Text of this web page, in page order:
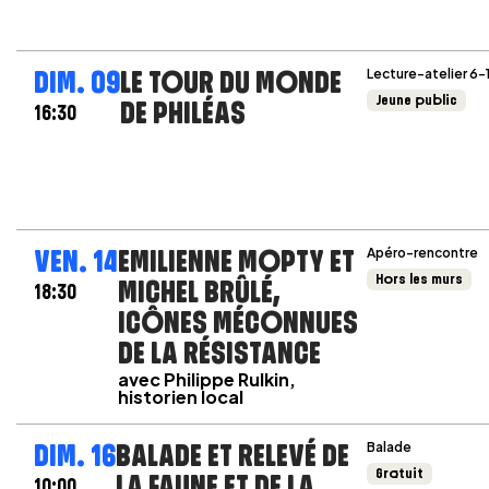
DIM. 09
16:30
LE TOUR DU MONDE
DE PHILÉAS
Lecture-atelier 6-
Jeune public
VEN. 14
18:30
EMILIENNE MOPTY ET
MICHEL BRÛLÉ,
ICÔNES MÉCONNUES
DE LA RÉSISTANCE
avec Philippe Rulkin,
historien local
Apéro-rencontre
Hors les murs
DIM. 16BALADE ET RELEVÉ DE
Balade
Gratuit